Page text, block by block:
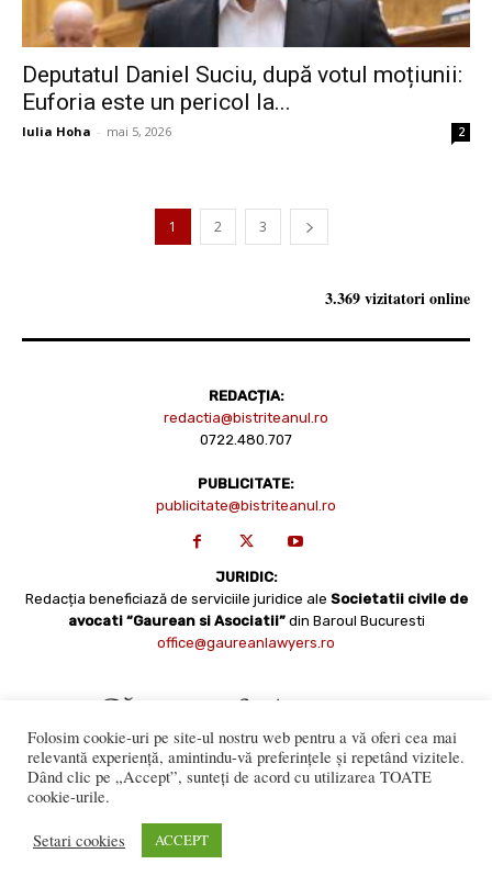
Deputatul Daniel Suciu, după votul moțiunii:
Euforia este un pericol la...
Iulia Hoha - mai 5, 2026 2
1 2 3
3.369 vizitatori online
REDACȚIA:
redactia@bistriteanul.ro
0722.480.707
PUBLICITATE:
publicitate@bistriteanul.ro
JURIDIC:
Redacția beneficiază de serviciile juridice ale Societatii civile de
avocati “Gaurean si Asociatii” din Baroul Bucuresti
office@gaureanlawyers.ro
numai cu acordul expres al Bistriteanul.Ro. © Copyright 2008 -
2021 Bistrițeanul.ro
Folosim cookie-uri pe site-ul nostru web pentru a vă oferi cea mai
relevantă experiență, amintindu-vă preferințele și repetând vizitele.
Dând clic pe „Accept”, sunteți de acord cu utilizarea TOATE
cookie-urile.
Setari cookies ACCEPT